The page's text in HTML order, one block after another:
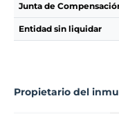
Junta de
Entidad sin liquidar
Propietario del